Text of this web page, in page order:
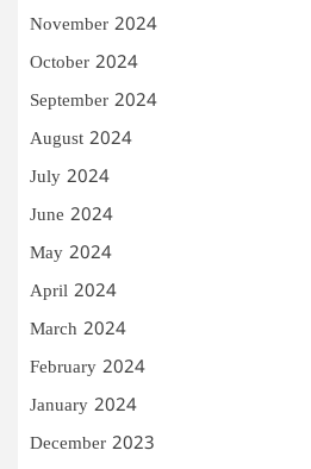
November 2024
October 2024
September 2024
August 2024
July 2024
June 2024
May 2024
April 2024
March 2024
February 2024
January 2024
December 2023